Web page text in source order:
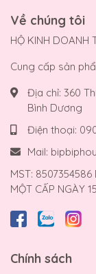
Về chúng tôi
HỘ KINH DOANH
Cung cấp sản
Địa chỉ: 360
Bình Dương
Điện thoại:
Mail:
MST: 8507354586
MỘT CẤP NGÀY
Chính sách